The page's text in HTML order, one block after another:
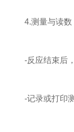
4.测量与读数
-反应结束后，
-记录或打印测